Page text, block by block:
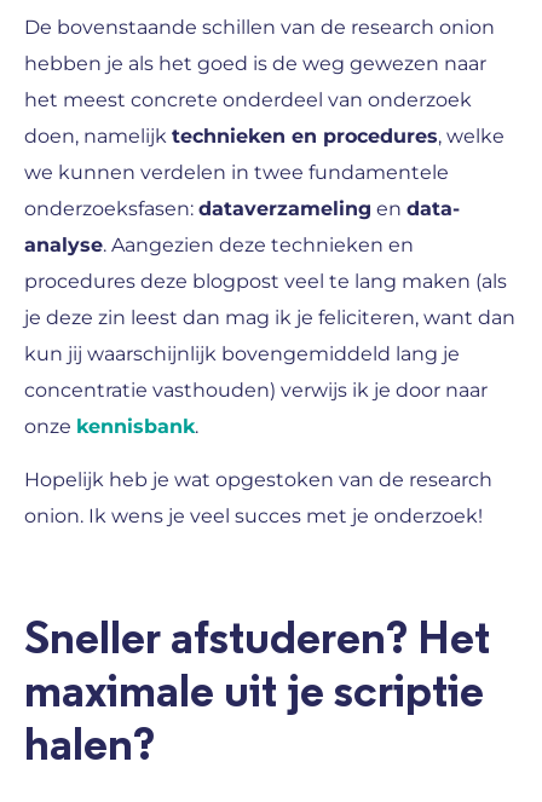
De bovenstaande schillen van de research onion
hebben je als het goed is de weg gewezen naar
het meest concrete onderdeel van onderzoek
doen, namelijk technieken en procedures, welke
we kunnen verdelen in twee fundamentele
onderzoeksfasen: dataverzameling en data-
analyse. Aangezien deze technieken en
procedures deze blogpost veel te lang maken (als
je deze zin leest dan mag ik je feliciteren, want dan
kun jij waarschijnlijk bovengemiddeld lang je
concentratie vasthouden) verwijs ik je door naar
onze kennisbank.
Hopelijk heb je wat opgestoken van de research
onion. Ik wens je veel succes met je onderzoek!
Sneller afstuderen? Het
maximale uit je scriptie
halen?